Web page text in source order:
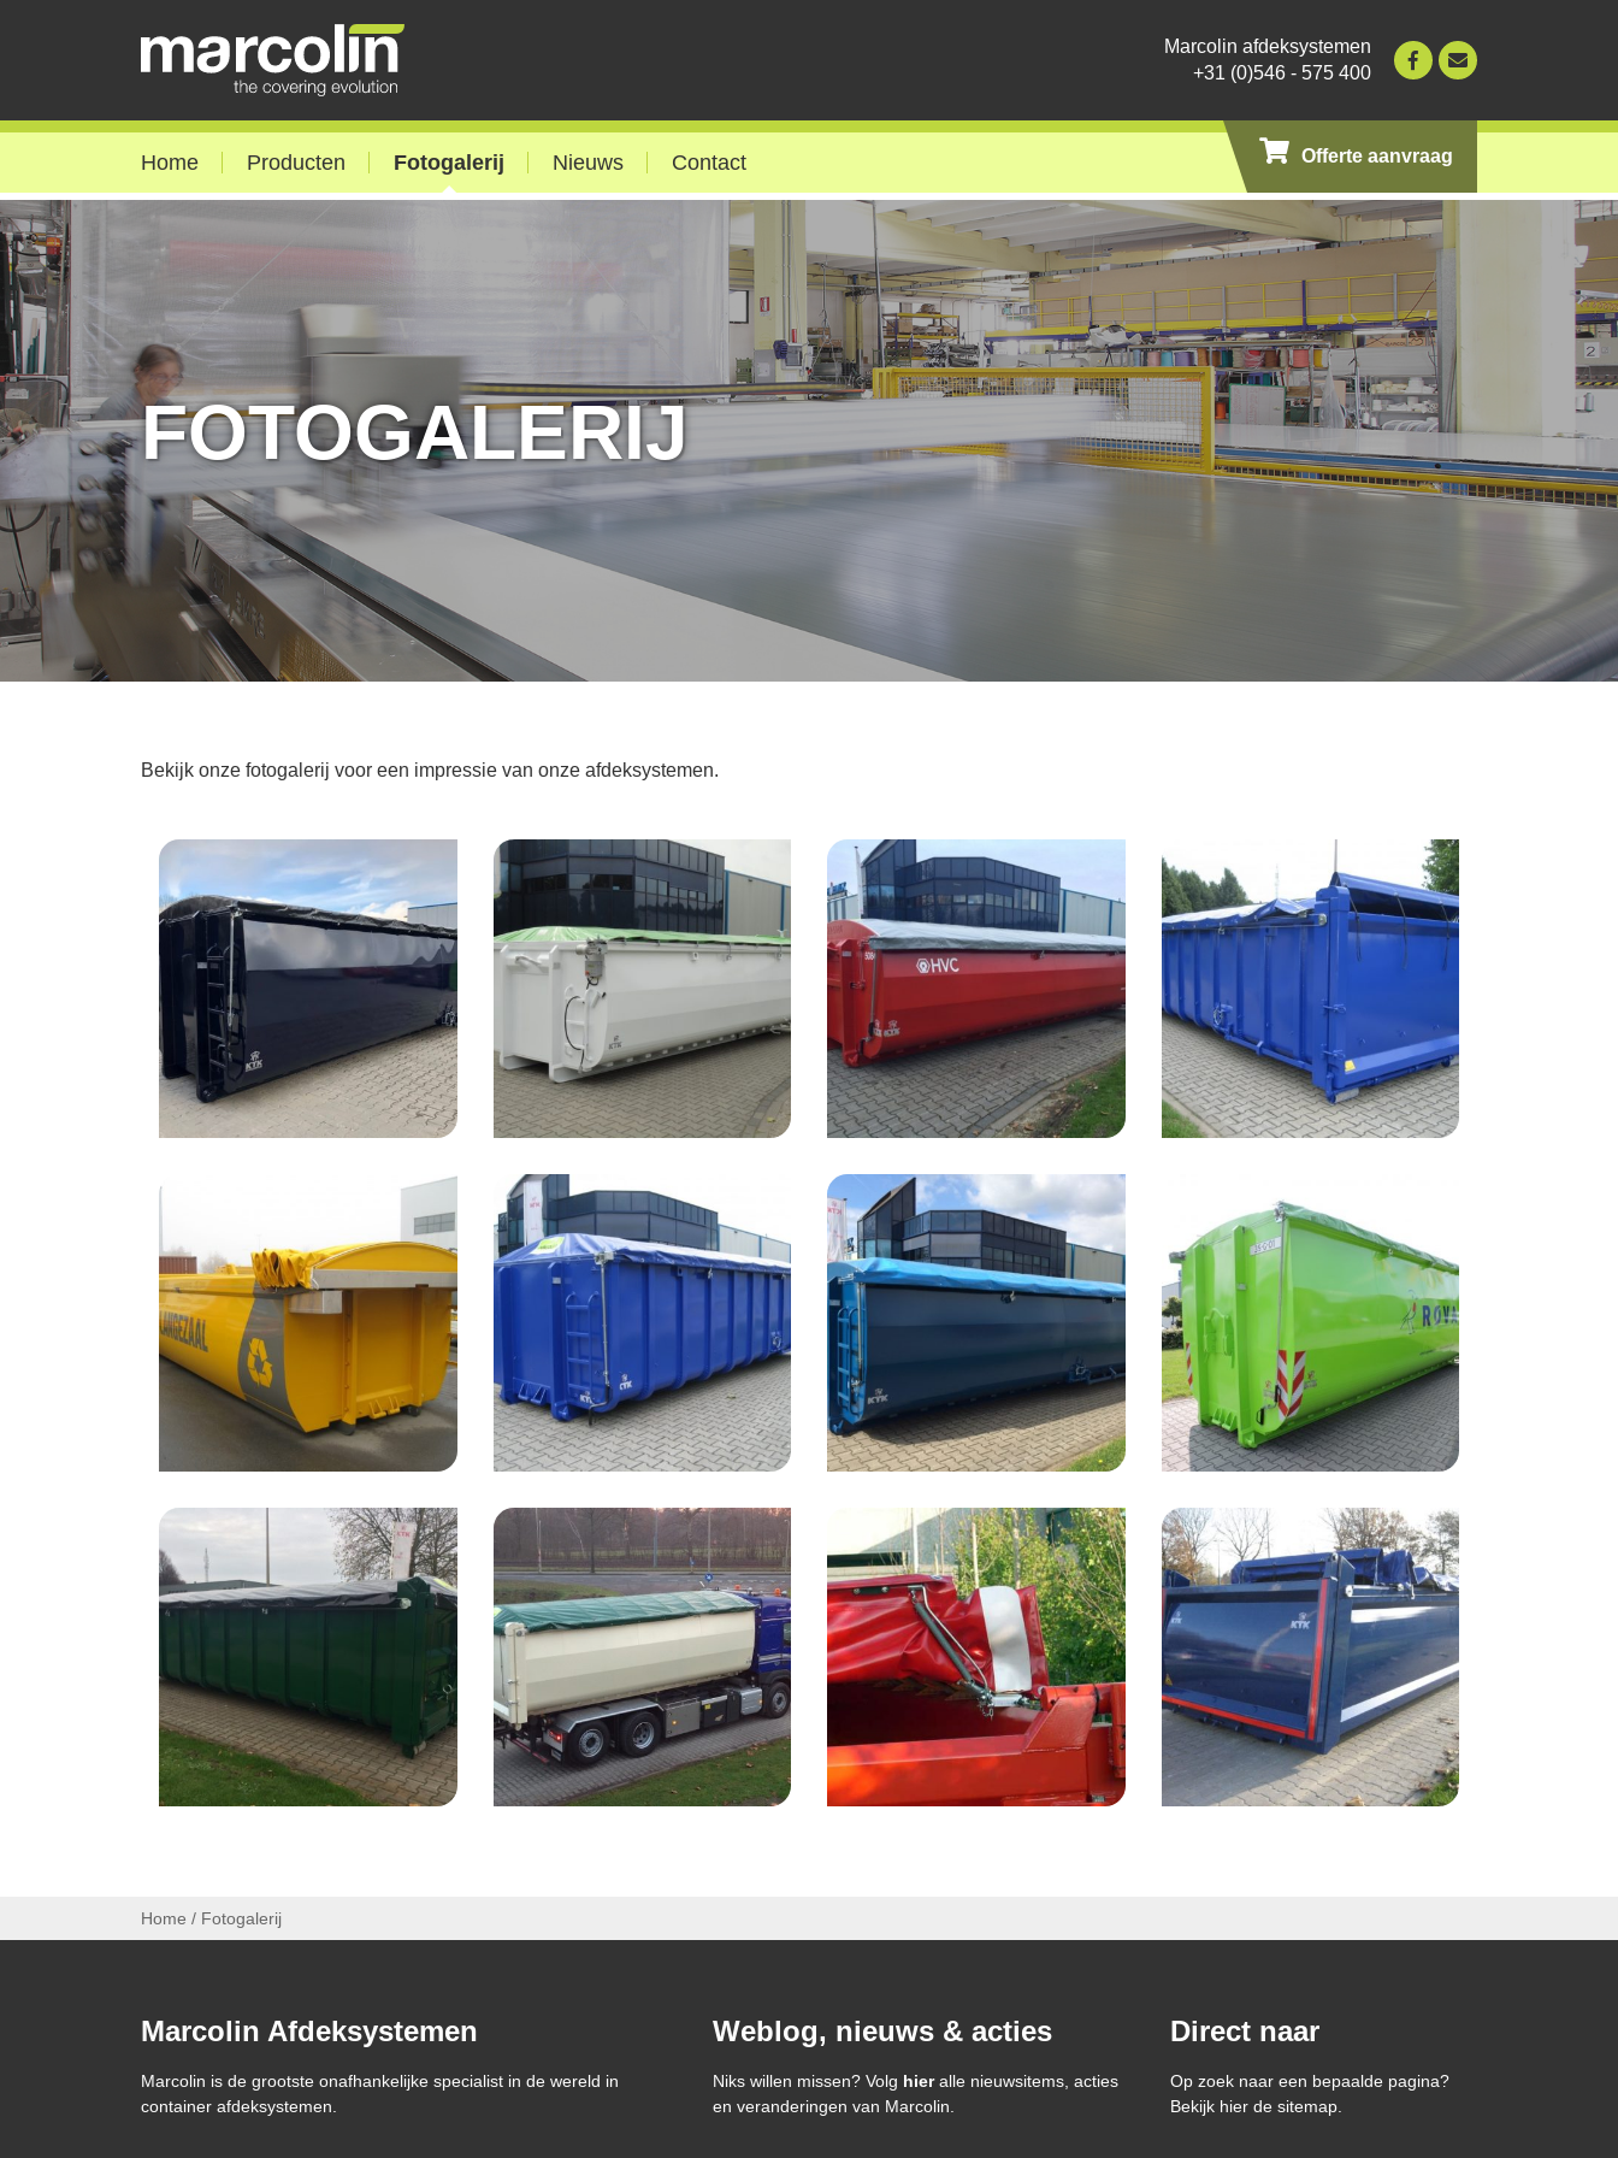
Marcolin afdeksystemen
+31 (0)546 - 575 400
Home Producten Fotogalerij Nieuws Contact Offerte aanvraag
FOTOGALERIJ
Bekijk onze fotogalerij voor een impressie van onze afdeksystemen.
Home / Fotogalerij
Marcolin Afdeksystemen
Marcolin is de grootste onafhankelijke specialist in de wereld in
container afdeksystemen.
Weblog, nieuws & acties
Niks willen missen? Volg hier alle nieuwsitems, acties
en veranderingen van Marcolin.
Direct naar
Op zoek naar een bepaalde pagina?
Bekijk hier de sitemap.